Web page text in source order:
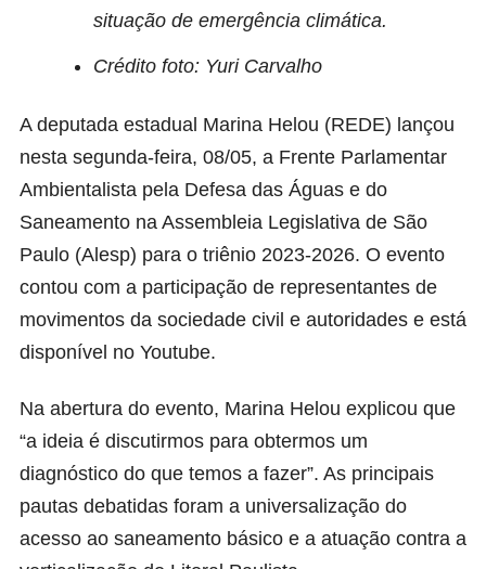
situação de emergência climática.
Crédito foto: Yuri Carvalho
A deputada estadual Marina Helou (REDE) lançou
nesta segunda-feira, 08/05, a Frente Parlamentar
Ambientalista pela Defesa das Águas e do
Saneamento na Assembleia Legislativa de São
Paulo (Alesp) para o triênio 2023-2026. O evento
contou com a participação de representantes de
movimentos da sociedade civil e autoridades e está
disponível no Youtube.
Na abertura do evento, Marina Helou explicou que
“a ideia é discutirmos para obtermos um
diagnóstico do que temos a fazer”. As principais
pautas debatidas foram a universalização do
acesso ao saneamento básico e a atuação contra a